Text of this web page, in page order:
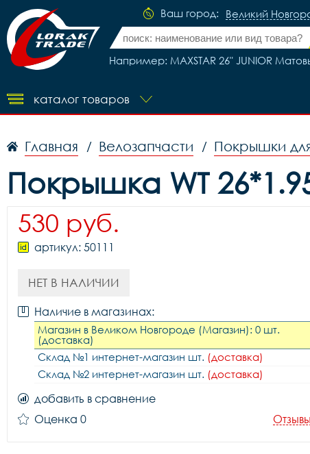
Ваш город: Великий
Например: MAXSTAR 26" JUNIOR
каталог товаров
Главная / Велозапчасти / Покрышки
Покрышка WT
530 руб.
артикул: 50111
НЕТ В НАЛИЧИИ
Наличие в магазинах:
Магазин в Великом Новгороде (Магазин): 0 шт.
(доставка)
Склад №1 интернет-магазин шт. (доставка)
Склад №2 интернет-магазин шт. (доставка)
добавить в сравнение
Оценка 0
Отзывы